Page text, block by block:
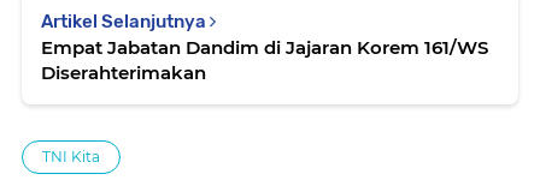
Artikel Selanjutnya
Empat Jabatan Dandim di Jajaran Korem 161/WS
Diserahterimakan
TNI Kita